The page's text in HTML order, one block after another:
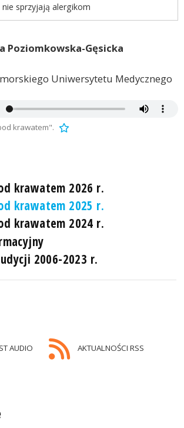
sprzyjają alergikom
Poziomkowska-Gęsicka
Uniwersytetu Medycznego
krawatem".
krawatem 2026 r.
krawatem 2025 r.
krawatem 2024 r.
2006-2023 r.
AUDIO AKTUALNOŚCI RSS